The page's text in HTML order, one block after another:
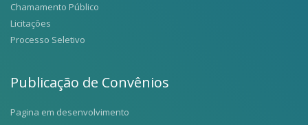
Chamamento Público
Licitações
Processo Seletivo
Publicação de Convênios
Pagina em desenvolvimento